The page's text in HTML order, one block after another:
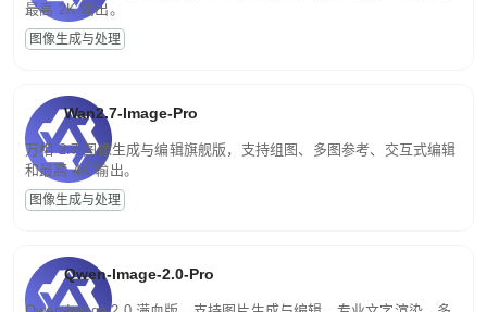
最高 2K 输出。
图像生成与处理
Wan2.7-Image-Pro
万相 2.7 图像生成与编辑旗舰版，支持组图、多图参考、交互式编辑
和最高 4K 输出。
图像生成与处理
Qwen-Image-2.0-Pro